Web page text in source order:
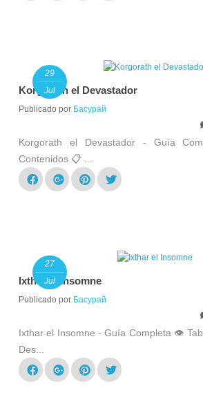
29
Jul
Korgorath el Devastador
Publicado por Басурай
Korgorath el Devastador - Guía
Contenidos 📋 ...
27
Jul
Ixthar el Insomne
Publicado por Басурай
Ixthar el Insomne - Guía Completa 👁️
Des...